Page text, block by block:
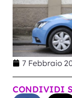
7 Febbraio
CONDIVIDI